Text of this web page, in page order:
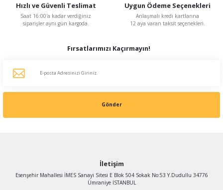
Hızlı ve Güvenli Teslimat
Saat 16:00'a kadar verdiğiniz
siparişler aynı gün kargoda.
Uygun Ödeme Seçenekleri
Anlaşmalı kredi kartlarına
12 aya varan taksit seçenekleri.
Fırsatlarımızı Kaçırmayın!
Gönder
İletişim
Esenşehir Mahallesi İMES Sanayi Sitesi E Blok 504 Sokak No:53 Y.Dudullu 34776
Ümraniye İSTANBUL